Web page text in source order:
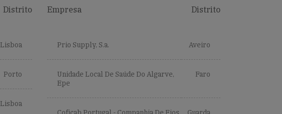
Distrito
Lisboa
Porto
Lisboa
Empresa Distrito
Prio Supply, S.a. Aveiro
Unidade Local De Saúde Do Algarve,
Epe
Faro